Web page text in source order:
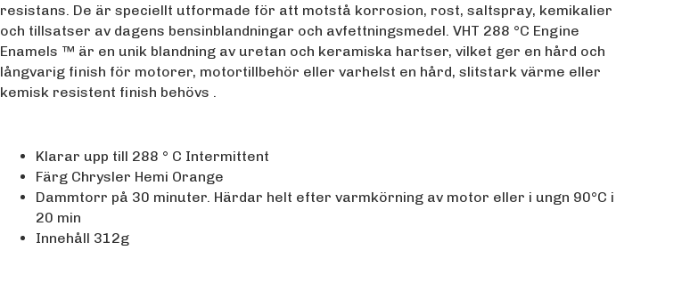
resistans. De är speciellt utformade för att motstå korrosion, rost, saltspray, kemikalier
och tillsatser av dagens bensinblandningar och avfettningsmedel. VHT 288 °C Engine
Enamels ™ är en unik blandning av uretan och keramiska hartser, vilket ger en hård och
långvarig finish för motorer, motortillbehör eller varhelst en hård, slitstark värme eller
kemisk resistent finish behövs .
Klarar upp till 288 ° C Intermittent
Färg Chrysler Hemi Orange
Dammtorr på 30 minuter. Härdar helt efter varmkörning av motor eller i ungn 90°C i
20 min
Innehåll 312g